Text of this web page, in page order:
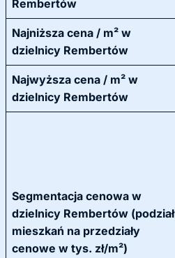
Rembertów
Najniższa cena / m² w
dzielnicy Rembertów
Najwyższa cena / m² w
dzielnicy Rembertów
Segmentacja cenowa w
dzielnicy Rembertów (podział
mieszkań na przedziały
cenowe w tys. zł/m²)